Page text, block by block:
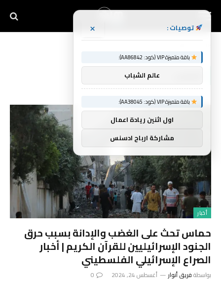
أخبار
حماس تحث على الغضب والإدانة بسبب حرق
الجنود الإسرائيليين للقرآن الكريم | أخبار
الصراع الإسرائيلي الفلسطيني
بواسطةفريق أنوار أغسطس 24, 2024 0
توصيات : ×
باقة متميزة VIP (كود: AA86842):
عالم الشباب
باقة متميزة VIP (كود: AA38045):
اول اثنين ريادة اعمال
مشاركة ارباح ادسنس